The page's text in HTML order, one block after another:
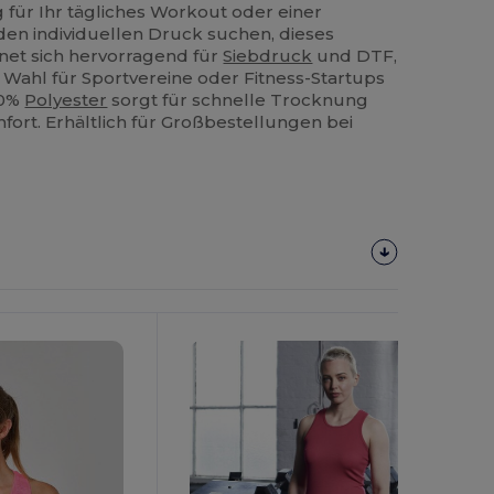
Ihr tägliches Workout oder einer
individuellen Druck suchen, dieses
sich hervorragend fürSiebdruck und DTF,
für Sportvereine oder Fitness-Startups
Polyester sorgt für schnelle Trocknung
Erhältlich für Großbestellungen bei